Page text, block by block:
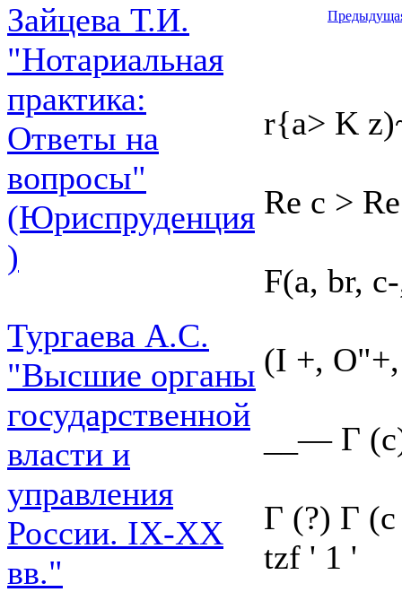
Зайцева Т.И.
"Нотариальная
практика:
Ответы на
вопросы"
(Юриспруденция
)
Тургаева А.С.
"Высшие органы
государственной
власти и
управления
России. IХ-ХХ
вв."
r{a> K
Re с >
F(a, br,
(I +,
__— Г
Г (?) Г
tzf ' 1 '